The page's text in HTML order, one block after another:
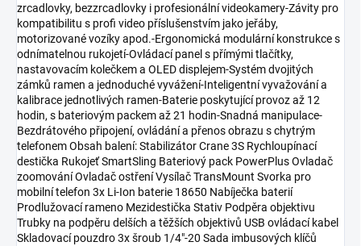
zrcadlovky, bezzrcadlovky i profesionální videokamery-Závity pro
kompatibilitu s profi video příslušenstvím jako jeřáby,
motorizované vozíky apod.-Ergonomická modulární konstrukce s
odnímatelnou rukojetí-Ovládací panel s přímými tlačítky,
nastavovacím kolečkem a OLED displejem-Systém dvojitých
zámků ramen a jednoduché vyvážení-Inteligentní vyvažování a
kalibrace jednotlivých ramen-Baterie poskytující provoz až 12
hodin, s bateriovým packem až 21 hodin-Snadná manipulace-
Bezdrátového připojení, ovládání a přenos obrazu s chytrým
telefonem Obsah balení: Stabilizátor Crane 3S Rychloupínací
destička Rukojeť SmartSling Bateriový pack PowerPlus Ovladač
zoomování Ovladač ostření Vysílač TransMount Svorka pro
mobilní telefon 3x Li-Ion baterie 18650 Nabíječka baterií
Prodlužovací rameno Mezidestička Stativ Podpěra objektivu
Trubky na podpěru delších a těžších objektivů USB ovládací kabel
Skladovací pouzdro 3x šroub 1/4"-20 Sada imbusových klíčů